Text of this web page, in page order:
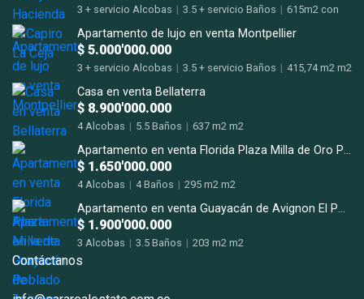
3 + servicio Alcobas | 3.5 + servicio Baños | 615m2 con
Apartamento de lujo en venta Montpellier
$ 5.000'000.000
3 + servicio Alcobas | 3.5 + servicio Baños | 415,74 m2 m2
Casa en venta Bellaterra
$ 8.900'000.000
4 Alcobas | 5.5 Baños | 637 m2 m2
Apartamento en venta Florida Plaza Milla de Oro Poblado
$ 1.650'000.000
4 Alcobas | 4 Baños | 295 m2 m2
Apartamento en venta Guayacán de Avignon El Poblado San Lucas.
$ 1.900'000.000
3 Alcobas | 3.5 Baños | 203 m2 m2
Contáctanos